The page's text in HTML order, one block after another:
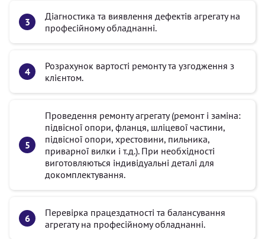
Діагностика та виявлення дефектів агрегату на
професійному обладнанні.
Розрахунок вартості ремонту та узгодження з
клієнтом.
Проведення ремонту агрегату (ремонт і заміна:
підвісної опори, фланця, шліцевої частини,
підвісної опори, хрестовини, пильника,
приварної вилки і т.д.). При необхідності
виготовляються індивідуальні деталі для
докомплектування.
Перевірка працездатності та балансування
агрегату на професійному обладнанні.